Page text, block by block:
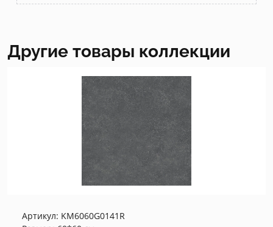
Другие товары коллекции
Артикул: KM6060G0141R